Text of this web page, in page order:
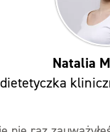
Natalia
dietetyczka